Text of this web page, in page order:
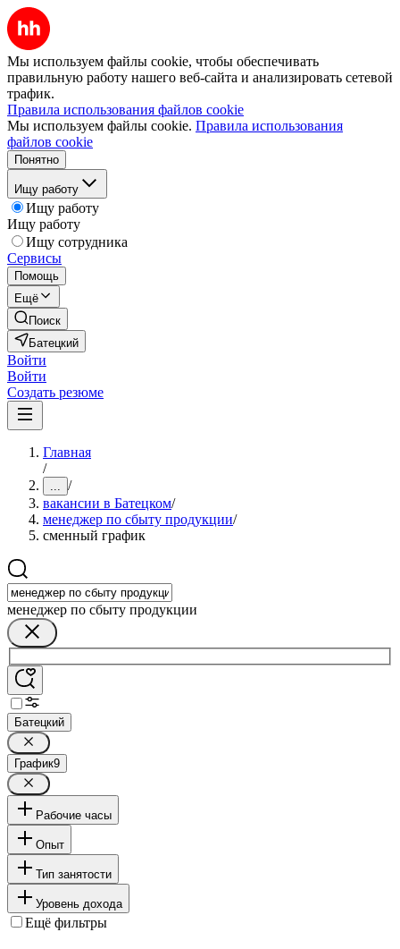
Мы используем файлы cookie, чтобы обеспечивать
правильную работу нашего веб-сайта и анализировать сетевой
трафик.
Правила использования файлов cookie
Мы используем файлы cookie. Правила использования
файлов cookie
Понятно
Ищу работу
Ищу работу
Ищу работу
Ищу сотрудника
Сервисы
Помощь
Ещё
Поиск
Батецкий
Войти
Войти
Создать резюме
Главная
/
... /
вакансии в Батецком/
менеджер по сбыту продукции/
сменный график
менеджер по сбыту продукции
Батецкий
График9
Рабочие часы
Опыт
Тип занятости
Уровень дохода
Ещё фильтры